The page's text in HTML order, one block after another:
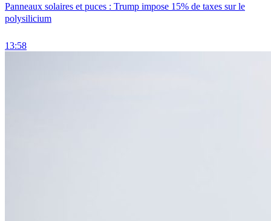
Panneaux solaires et puces : Trump impose 15% de taxes sur le
polysilicium
13:58